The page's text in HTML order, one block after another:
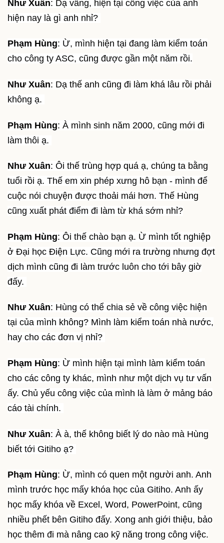
Như Xuân: Dạ vâng, hiện tại công việc của anh
hiện nay là gì anh nhỉ?
Phạm Hùng: Ừ, mình hiện tại đang làm kiểm toán
cho công ty ASC, cũng được gần một năm rồi.
Như Xuân: Dạ thế anh cũng đi làm khá lâu rồi phải
không ạ.
Phạm Hùng: À mình sinh năm 2000, cũng mới đi
làm thôi ạ.
Như Xuân: Ôi thế trùng hợp quá ạ, chúng ta bằng
tuổi rồi ạ. Thế em xin phép xưng hô bạn - mình để
cuộc nói chuyện được thoải mái hơn. Thế Hùng
cũng xuất phát điểm đi làm từ khá sớm nhỉ?
Phạm Hùng: Ôi thế chào bạn ạ. Ừ mình tốt nghiệp
ở Đại học Điện Lực. Cũng mới ra trường nhưng đợt
dịch mình cũng đi làm trước luôn cho tới bây giờ
đấy.
Như Xuân: Hùng có thể chia sẻ về công việc hiện
tại của mình không? Mình làm kiểm toán nhà nước,
hay cho các đơn vị nhỉ?
Phạm Hùng: Ừ mình hiện tại mình làm kiểm toán
cho các công ty khác, mình như một dịch vụ tư vấn
ấy. Chủ yếu công việc của mình là làm ở mảng báo
cáo tài chính.
Như Xuân: À à, thế không biết lý do nào mà Hùng
biết tới Gitiho ạ?
Phạm Hùng: Ừ, mình có quen một người anh. Anh
mình trước học mấy khóa học của Gitiho. Anh ấy
học mấy khóa về Excel, Word, PowerPoint, cũng
nhiều phết bên Gitiho đấy. Xong anh giới thiệu, bảo
học thêm đi mà nâng cao kỹ năng trong công việc.